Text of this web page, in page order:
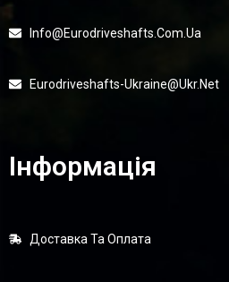
Info@eurodriveshafts.com.ua
Eurodriveshafts-Ukraine@ukr.net
Інформація
Доставка Та Оплата